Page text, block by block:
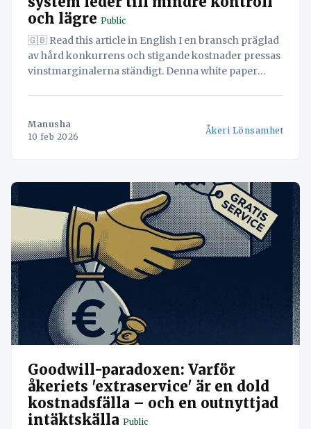
och lägre Public
🇬🇧 Read this article in English I en bransch präglad
av hård konkurrens och stigande kostnader pressas
vinstmarginalerna ständigt. Denna white paper
ruttplanering, optimering av bränsleförbrukning
Manusha
10 feb 2026
Åkeri Lönsamhet
Goodwill-paradoxen: Varför
åkeriets 'extraservice' är en dold
kostnadsfälla – och en outnyttjad
intäktskälla Public